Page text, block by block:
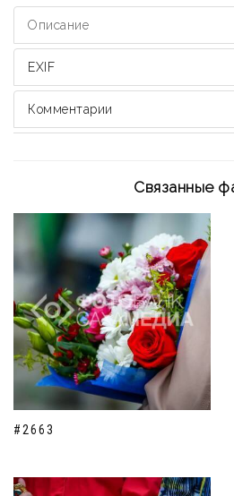
Описание
EXIF
Комментарии
Связанные
#2663